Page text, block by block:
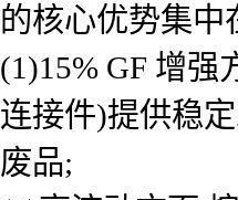
的核心优势集中
(1)15% GF 增强
连接件)提供稳
废品;